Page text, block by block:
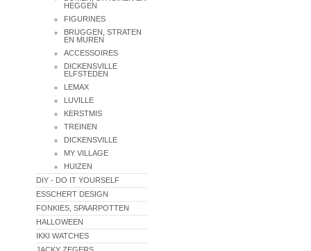
HEGGEN
FIGURINES
BRUGGEN, STRATEN
EN MUREN
ACCESSOIRES
DICKENSVILLE
ELFSTEDEN
LEMAX
LUVILLE
KERSTMIS
TREINEN
DICKENSVILLE
MY VILLAGE
HUIZEN
DIY - DO IT YOURSELF
ESSCHERT DESIGN
FONKIES, SPAARPOTTEN
HALLOWEEN
IKKI WATCHES